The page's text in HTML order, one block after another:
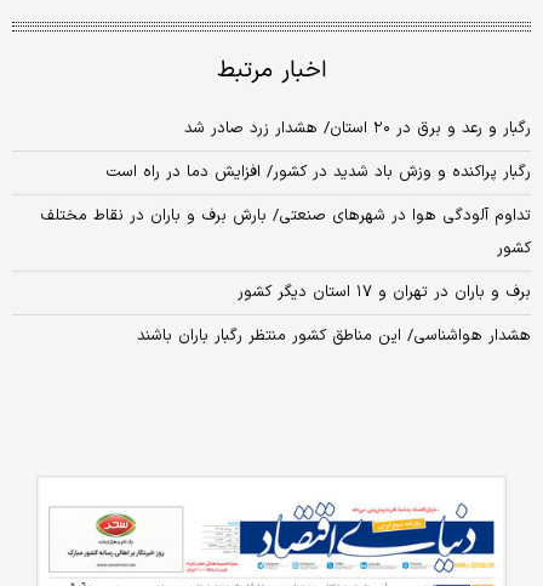
اخبار مرتبط
رگبار و رعد و برق در ۲۰ استان/ هشدار زرد صادر شد
رگبار پراکنده و وزش باد شدید در کشور/ افزایش دما در راه است
تداوم آلودگی هوا در شهرهای صنعتی/ بارش برف و باران در نقاط مختلف
کشور
برف و باران در تهران و ۱۷ استان دیگر کشور
هشدار هواشناسی/ این مناطق کشور منتظر رگبار باران باشند